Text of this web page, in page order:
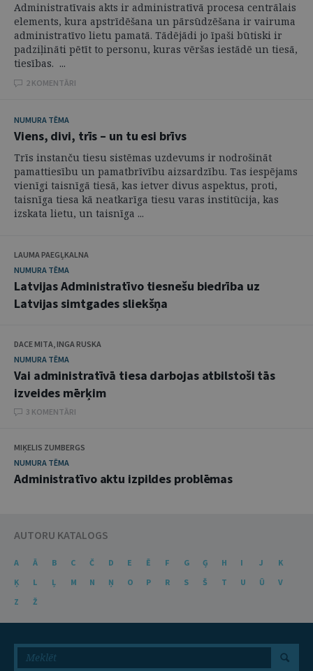
Administratīvais akts ir administratīvā procesa centrālais
elements, kura apstrīdēšana un pārsūdzēšana ir vairuma
administratīvo lietu pamatā. Tādējādi jo īpaši būtiski ir
padziļināti pētīt to personu, kuras vēršas iestādē un tiesā,
tiesības. ...
2 KOMENTĀRI
NUMURA TĒMA
Viens, divi, trīs – un tu esi brīvs
Trīs instanču tiesu sistēmas uzdevums ir nodrošināt
pamattiesību un pamatbrīvību aizsardzību. Tas iespējams
vienīgi taisnīgā tiesā, kas ietver divus aspektus, proti,
taisnīga tiesa kā neatkarīga tiesu varas institūcija, kas
izskata lietu, un taisnīga ...
LAUMA PAEGĻKALNA
NUMURA TĒMA
Latvijas Administratīvo tiesnešu biedrība uz
Latvijas simtgades sliekšņa
DACE MITA, INGA RUSKA
NUMURA TĒMA
Vai administratīvā tiesa darbojas atbilstoši tās
izveides mērķim
3 KOMENTĀRI
MIĶELIS ZUMBERGS
NUMURA TĒMA
Administratīvo aktu izpildes problēmas
AUTORU KATALOGS
A Ā B C Č D E Ē F G Ģ H I J
K
Ķ
L Ļ M N Ņ O P R S Š T U Ū
V
Z
Ž